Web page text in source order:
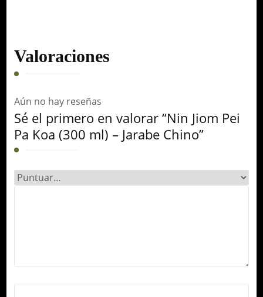
Valoraciones
Aún no hay reseñas
Sé el primero en valorar “Nin Jiom Pei
Pa Koa (300 ml) – Jarabe Chino”